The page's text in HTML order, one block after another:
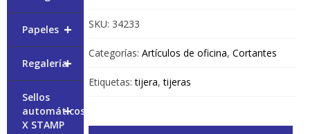
SKU: 34233
Categorías:Artículos de oficina,Cortantes
Etiquetas:tijera,tijeras
+
Papeles
+
Regalería
+
Sellos
automáticos
X STAMP